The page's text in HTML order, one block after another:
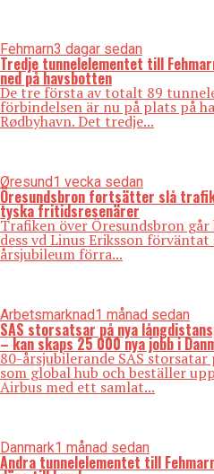
Fehmarn3 dagar sedan
Tredje tunnelelementet till
ned på havsbotten
De tre första av totalt 89
förbindelsen är nu på plats på
Rødbyhavn. Det tredje...
Øresund1 vecka sedan
Öresundsbron fortsätter slå
tyska fritidsresenärer
Trafiken över Öresundsbron
dess vd Linus Eriksson
årsjubileum förra...
Arbetsmarknad1 månad sedan
SAS storsatsar på nya
– kan skaps 25 000 nya jobb i
80-årsjubilerande SAS
som global hub och beställer
Airbus med ett samlat...
Danmark1 månad sedan
Andra tunnelelementet till